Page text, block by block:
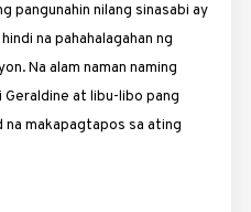
pangunahin nilang sinasabi ay
na pahahalagahan ng
Na alam naman naming
at libu-libo pang
na makapagtapos sa ating